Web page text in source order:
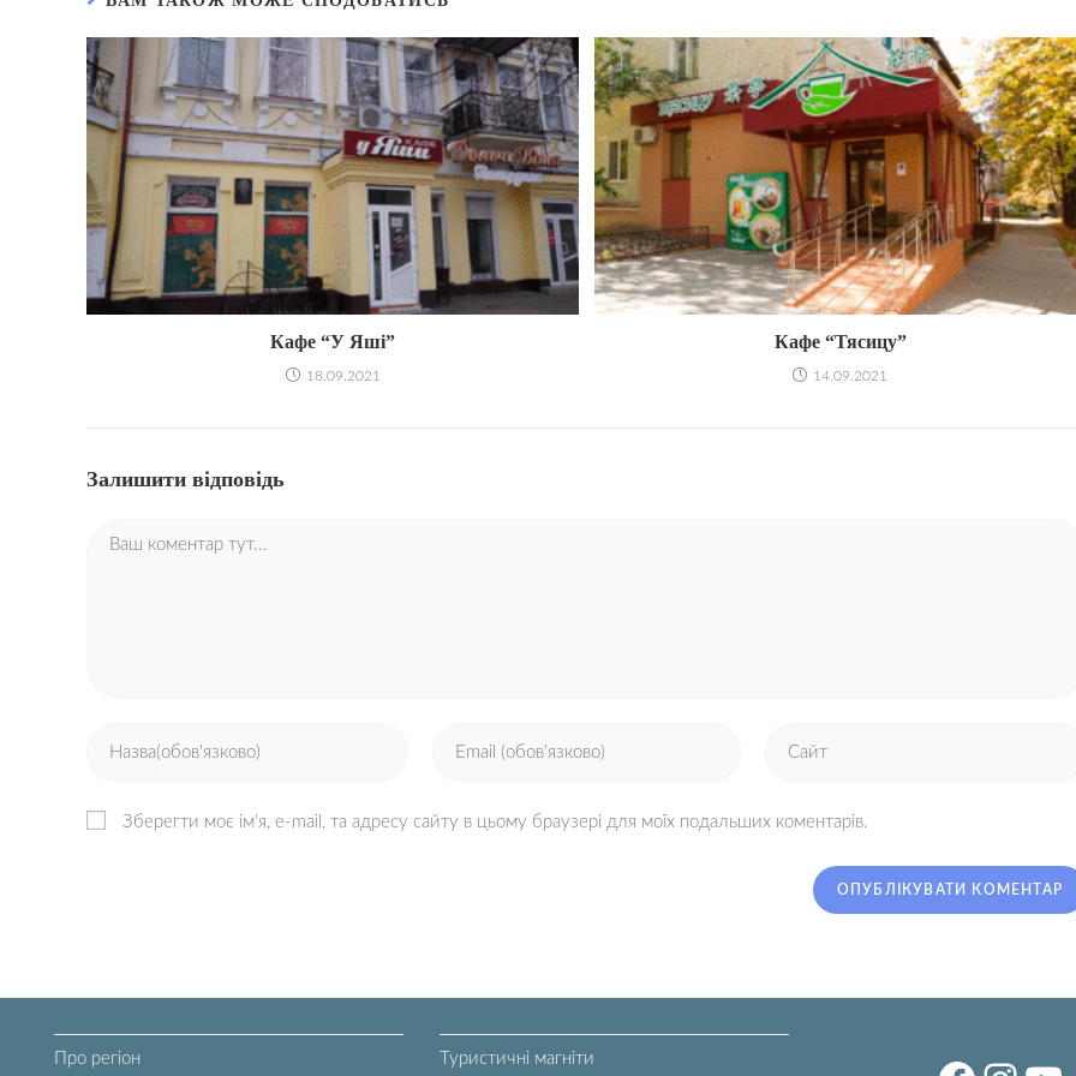
Кафе “У Яші”
18.09.2021
Кафе “Тясицу”
14.09.2021
Залишити відповідь
Зберегти моє ім'я, e-mail, та адресу сайту в цьому браузері для моїх подальших коментарів.
Про регіон Туристичні магніти